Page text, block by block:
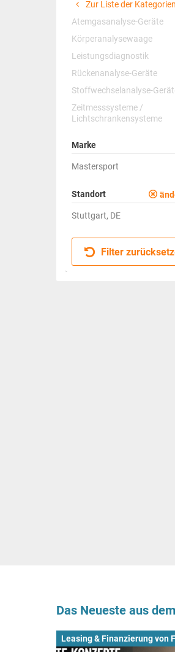
Zur Liste der Kategorien
Atemgasanalyse-Geräte
Körperanalysewaage
Leistungsdiagnostik
Rückenanalyse-Geräte
Stoffwechselanalyse-
Zeitmesssysteme /
Lichtschrankensysteme
Marke
Mastersport
Standort
Stuttgart, DE
Filter
Das Neueste aus
Leasing & Finanzierung von